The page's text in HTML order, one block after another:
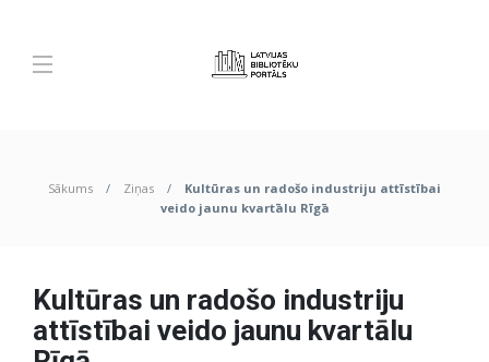
Sākums Ziņas
Kultūras un radošo industriju attīstībai
veido jaunu kvartālu Rīgā
Kultūras un radošo industriju
attīstībai veido jaunu kvartālu